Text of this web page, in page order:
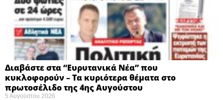
Διαβάστε στα “Ευρυτανικά Νέα” που
κυκλοφορούν – Τα κυριότερα θέματα στο
πρωτοσέλιδο της 4ης Αυγούστου
5 Αυγούστου 2026